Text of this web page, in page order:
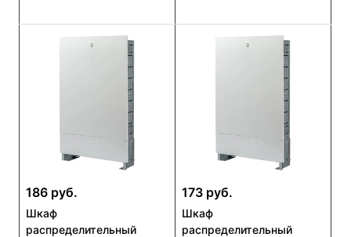
186 руб.
Шкаф
распределительный
173 руб.
Шкаф
распределительный